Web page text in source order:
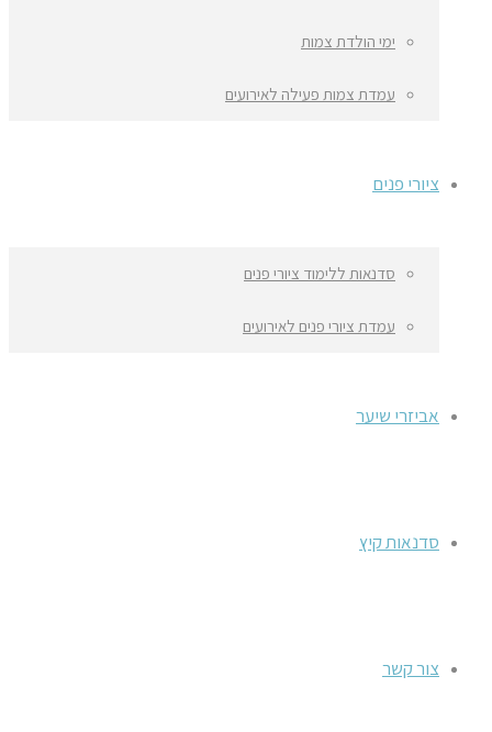
ימי הולדת צמות
עמדת צמות פעילה לאירועים
ציורי פנים
סדנאות ללימוד ציורי פנים
עמדת ציורי פנים לאירועים
אביזרי שיער
סדנאות קיץ
צור קשר